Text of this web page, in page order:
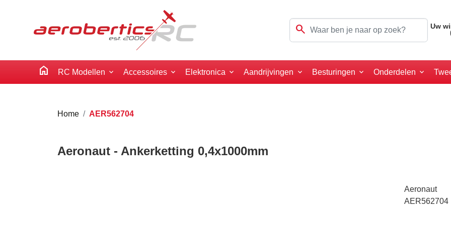
search Uw
home RC Modellen Accessoires Elektronica Aandrijvingen Besturingen Onderdelen
Home AER562704
Aeronaut - Ankerketting 0,4x1000mm
Aeronaut
AER562704